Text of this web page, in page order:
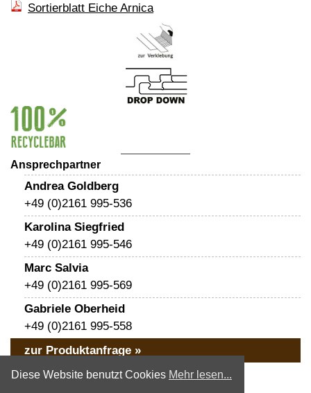
Diese Website benutzt Cookies Mehr lesen...
Sortierblatt Eiche Arnica
Ansprechpartner
Andrea Goldberg
+49 (0)2161 995-536
Karolina Siegfried
+49 (0)2161 995-546
Marc Salvia
+49 (0)2161 995-569
Gabriele Oberheid
+49 (0)2161 995-558
zur Produktanfrage »
« zurück